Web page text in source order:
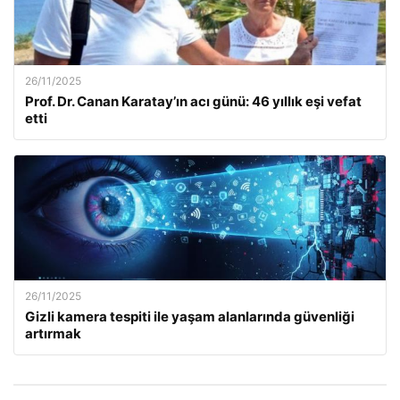
26/11/2025
Prof. Dr. Canan Karatay’ın acı günü: 46 yıllık eşi vefat
etti
26/11/2025
Gizli kamera tespiti ile yaşam alanlarında güvenliği
artırmak